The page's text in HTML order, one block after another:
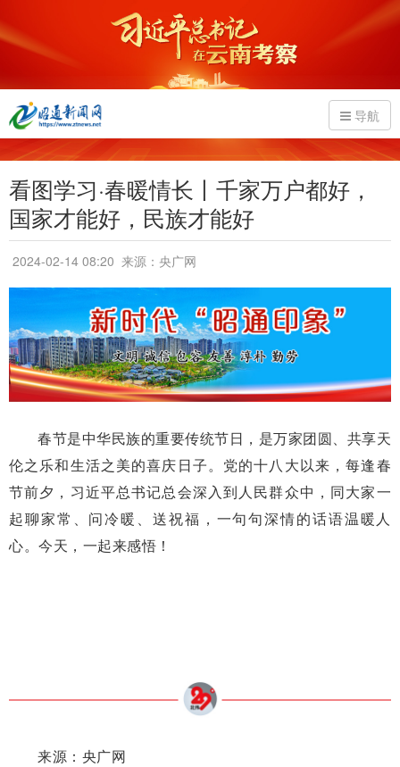
导航
看图学习·春暖情长丨千家万户都好，
国家才能好，民族才能好
2024-02-14 08:20 来源：央广网
春节是中华民族的重要传统节日，是万家团圆、共享天
伦之乐和生活之美的喜庆日子。党的十八大以来，每逢春
节前夕，习近平总书记总会深入到人民群众中，同大家一
起聊家常、问冷暖、送祝福，一句句深情的话语温暖人
心。今天，一起来感悟！
来源：央广网